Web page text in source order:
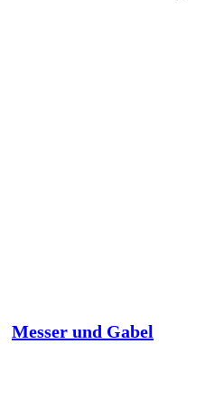
Messer und Gabel